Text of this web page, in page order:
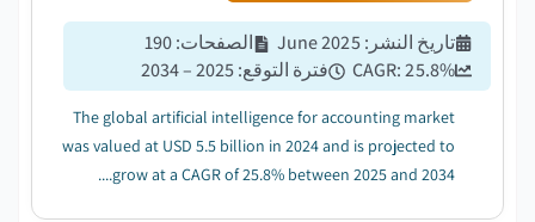
تاريخ النشر :
June 2025 الصفحات:
190
CAGR:25.8% فترة التوقع:
2025 – 2034
The global artificial intelligence for accounting market
was valued at USD 5.5 billion in 2024 and is projected to
grow at a CAGR of 25.8% between 2025 and 2034....